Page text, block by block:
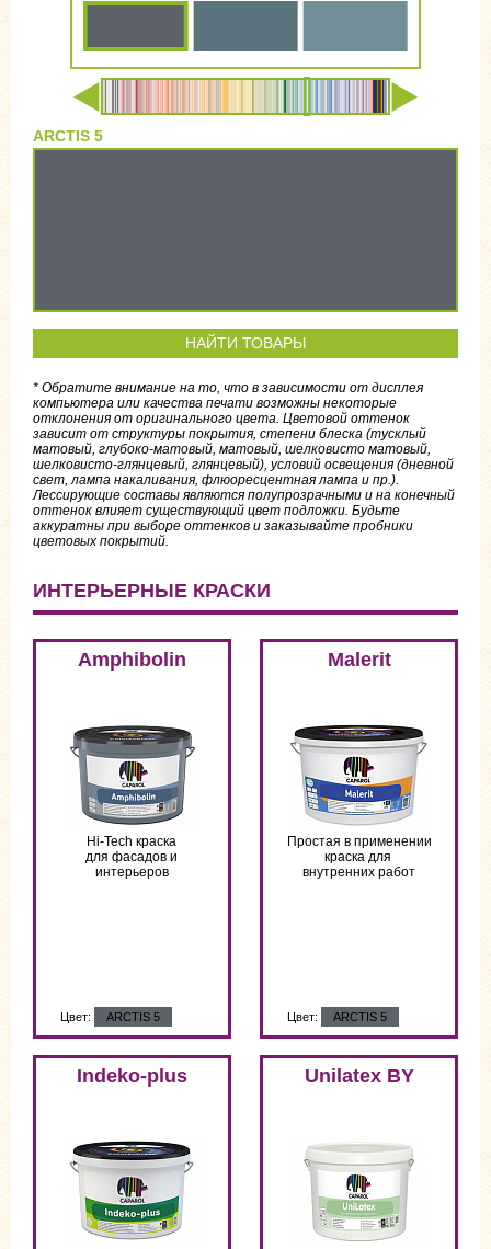
ARCTIS 5
НАЙТИ ТОВАРЫ
* Обратите внимание на то, что в зависимости от дисплея
компьютера или качества печати возможны некоторые
отклонения от оригинального цвета. Цветовой оттенок
зависит от структуры покрытия, степени блеска (тусклый
матовый, глубоко-матовый, матовый, шелковисто матовый,
шелковисто-глянцевый, глянцевый), условий освещения (дневной
свет, лампа накаливания, флюоресцентная лампа и пр.).
Лессирующие составы являются полупрозрачными и на конечный
оттенок влияет существующий цвет подложки. Будьте
аккуратны при выборе оттенков и заказывайте пробники
цветовых покрытий.
ИНТЕРЬЕРНЫЕ КРАСКИ
Amphibolin
Hi-Tech краска
для фасадов и
интерьеров
Цвет: ARCTIS 5
Malerit
Простая в применении
краска для
внутренних работ
Цвет: ARCTIS 5
Indeko-plus Unilatex BY